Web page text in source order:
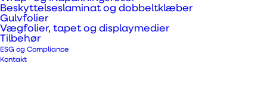
Beskyttelseslaminat og dobbeltklæber
Gulvfolier
Vægfolier, tapet og displaymedier
Tilbehør
ESG og Compliance
Kontakt
PEI 1000 har sammenlignet med PSU